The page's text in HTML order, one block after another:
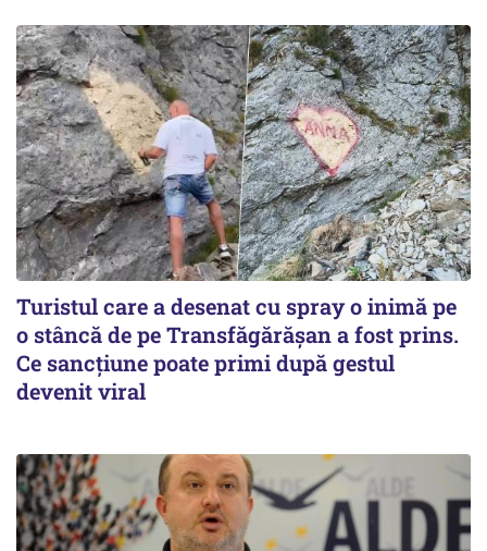
Turistul care a desenat cu spray o inimă pe
o stâncă de pe Transfăgărășan a fost prins.
Ce sancțiune poate primi după gestul
devenit viral